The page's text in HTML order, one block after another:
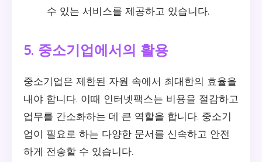
수 있는 서비스를 제공하고 있습니다.
5. 중소기업에서의 활용
중소기업은 제한된 자원 속에서 최대한의 효율을
내야 합니다. 이때 인터넷팩스는 비용을 절감하고
업무를 간소화하는 데 큰 역할을 합니다. 중소기
업이 필요로 하는 다양한 문서를 신속하고 안전
하게 전송할 수 있습니다.